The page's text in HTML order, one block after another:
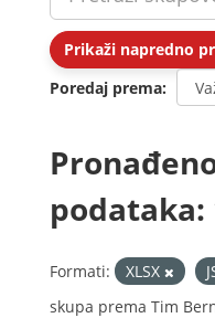
Prikaži napredno
Poredaj prema
podataka:
Formati: XLSX
skupa prema Tim